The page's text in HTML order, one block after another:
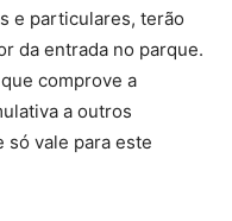
e particulares, terão
da entrada no parque.
comprove a
a outros
vale para este